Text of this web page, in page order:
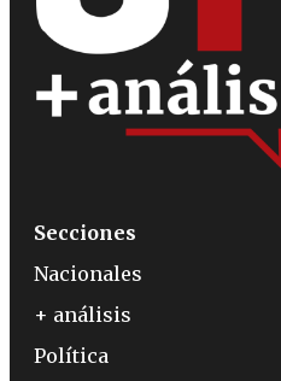
Secciones
Nacionales
+ análisis
Política